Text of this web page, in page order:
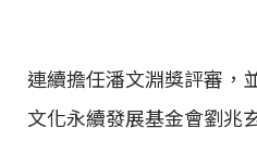
連續擔任潘文淵獎評審，
文化永續發展基金會劉兆